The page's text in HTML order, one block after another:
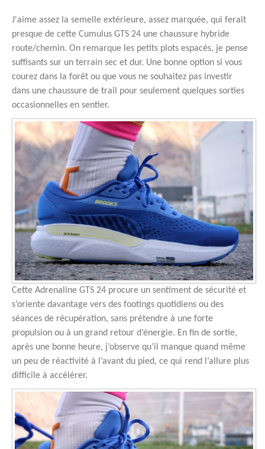
J'aime assez la semelle extérieure, assez marquée, qui ferait
presque de cette Cumulus GTS 24 une chaussure hybride
route/chemin. On remarque les petits plots espacés, je pense
suffisants sur un terrain sec et dur. Une bonne option si vous
courez dans la forêt ou que vous ne souhaitez pas investir
dans une chaussure de trail pour seulement quelques sorties
occasionnelles en sentier.
Cette Adrenaline GTS 24 procure un sentiment de sécurité et
s’oriente davantage vers des footings quotidiens ou des
séances de récupération, sans prétendre à une forte
propulsion ou à un grand retour d’énergie. En fin de sortie,
après une bonne heure, j’observe qu’il manque quand même
un peu de réactivité à l’avant du pied, ce qui rend l’allure plus
difficile à accélérer.